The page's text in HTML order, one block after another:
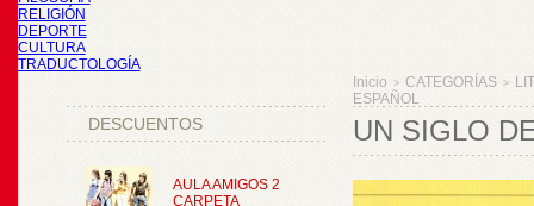
RELIGIÓN
DEPORTE
CULTURA
TRADUCTOLOGÍA
DESCUENTOS
AULA AMIGOS 2
CARPETA
Inicio > CATEGORÍAS >
ESPAÑOL
UN SIGLO